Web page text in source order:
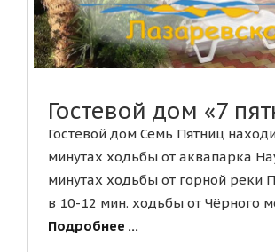
Гостевой дом «7
Гостевой дом Семь Пятниц
минутах ходьбы от аквапарка
минутах ходьбы от горной реки
в 10-12 мин. ходьбы от Чёрного
Подробнее ...